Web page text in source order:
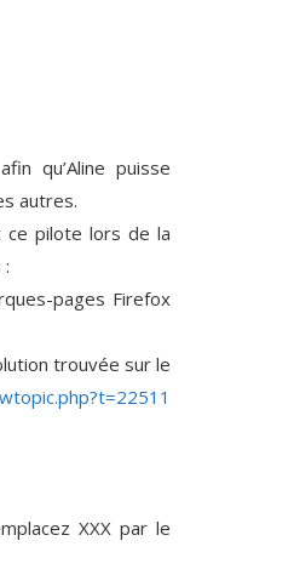
qu’Aline puisse
autres.
ce pilote lors de la
pages Firefox
trouvée sur le
XXX par le